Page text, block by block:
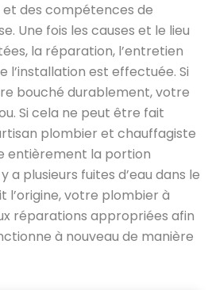
des compétences de
Une fois les causes et le lieu
la réparation, l’entretien
l’installation est effectuée. Si
bouché durablement, votre
Si cela ne peut être fait
plombier et chauffagiste
entièrement la portion
a plusieurs fuites d’eau dans le
l’origine, votre plombier à
réparations appropriées afin
à nouveau de manière